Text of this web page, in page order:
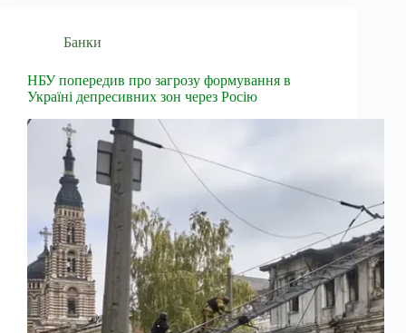
Банки
НБУ попередив про загрозу формування в
Україні депресивних зон через Росію